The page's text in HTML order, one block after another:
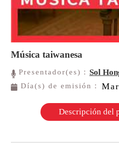
Música taiwanesa
Presentador(es)： Sol
Día(s) de emisión：
Descripción del